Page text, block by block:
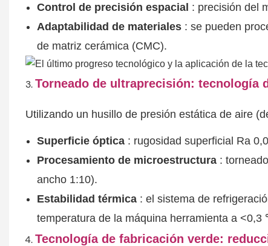
Control de precisión espacial : precisión del
Adaptabilidad de materiales : se pueden
de matriz cerámica (CMC).
Torneado de ultraprecisión: tecnología
Utilizando un husillo de presión estática de aire
Superficie óptica : rugosidad superficial Ra
Procesamiento de microestructura :
ancho 1:10).
Estabilidad térmica : el sistema de
temperatura de la máquina herramienta a
Tecnología de fabricación verde: